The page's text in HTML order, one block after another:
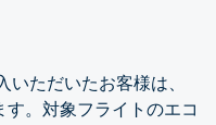
ただいたお客様は、
。対象フライトのエコ